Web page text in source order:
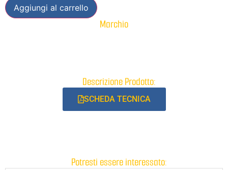
Aggiungi al carrello
Marchio
Descrizione Prodotto:
SCHEDA TECNICA
Potresti essere interessato: